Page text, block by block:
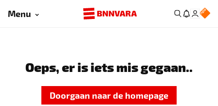
Menu
Oeps, er is iets mis gegaan..
Doorgaan naar de homepage